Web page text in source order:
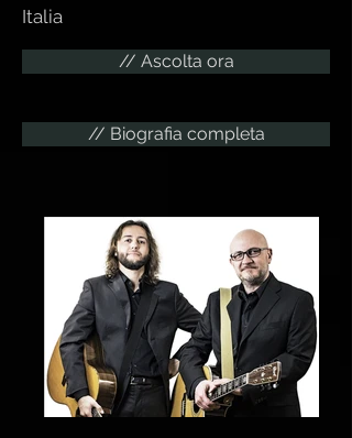
Italia
// Ascolta ora
// Biografia completa